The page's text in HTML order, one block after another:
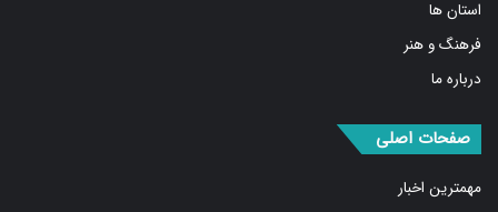
فرهنگ و هنر
درباره ما
مهمترین اخبار
پربیننده‌ترین اخبار